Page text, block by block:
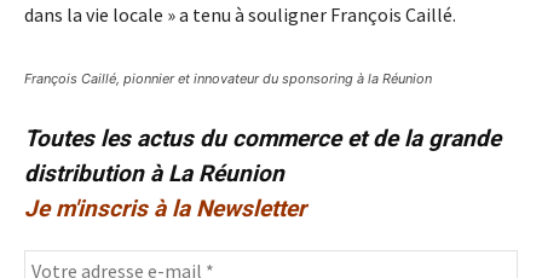
dans la vie locale » a tenu à souligner François Caillé.
François Caillé, pionnier et innovateur du sponsoring à la Réunion
Toutes les actus du commerce et de la grande
distribution à La Réunion
Je m'inscris à la Newsletter